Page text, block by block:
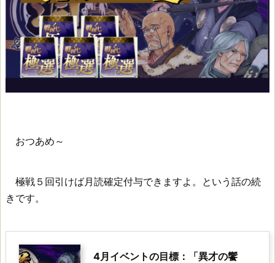
おつあめ～
極戦５回引けば月読確定付与できますよ。という話の続
きです。
4月イベントの目標：「異才の饗